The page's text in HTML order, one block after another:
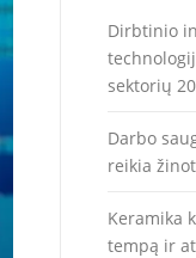
Dirbtinio
sektorių
Darbo
reikia
Keramika
tempą ir